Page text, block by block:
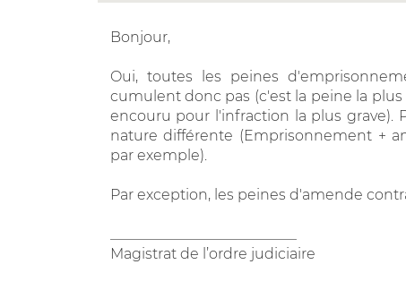
Bonjour,
Oui, toutes les peines
cumulent donc pas (c'est la peine la
encouru pour l'infraction la plus grave).
nature différente (Emprisonnement +
par exemple).
Par exception, les peines d'amende
Magistrat de l’ordre judiciaire